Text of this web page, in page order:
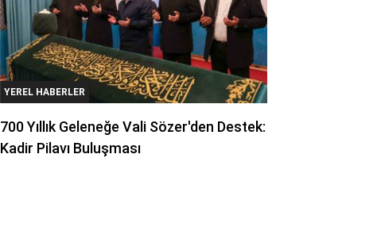
YEREL HABERLER
700 Yıllık Geleneğe Vali Sözer'den Destek:
Kadir Pilavı Buluşması